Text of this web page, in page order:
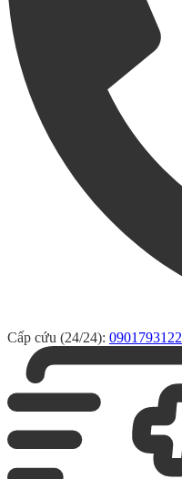
Cấp cứu (24/24): 0901793122